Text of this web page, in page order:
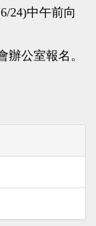
24)中午前向
公室報名。